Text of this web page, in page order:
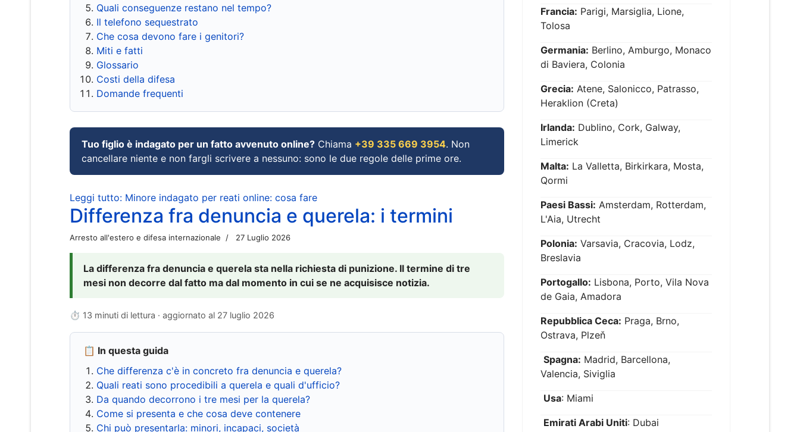
Quali conseguenze restano nel tempo?
Il telefono sequestrato
Che cosa devono fare i genitori?
Miti e fatti
Glossario
Costi della difesa
Domande frequenti
Tuo figlio è indagato per un fatto avvenuto online? Chiama +39 335 669 3954. Non
cancellare niente e non fargli scrivere a nessuno: sono le due regole delle prime ore.
Leggi tutto: Minore indagato per reati online: cosa fare
Differenza fra denuncia e querela: i termini
Arresto all'estero e difesa internazionale 27 Luglio 2026
La differenza fra denuncia e querela sta nella richiesta di punizione. Il termine di tre
mesi non decorre dal fatto ma dal momento in cui se ne acquisisce notizia.
⏱ 13 minuti di lettura · aggiornato al 27 luglio 2026
📋 In questa guida
Che differenza c'è in concreto fra denuncia e querela?
Quali reati sono procedibili a querela e quali d'ufficio?
Da quando decorrono i tre mesi per la querela?
Come si presenta e che cosa deve contenere
Chi può presentarla: minori, incapaci, società
Francia: Parigi, Marsiglia, Lione,
Tolosa
Germania: Berlino, Amburgo, Monaco
di Baviera, Colonia
Grecia: Atene, Salonicco, Patrasso,
Heraklion (Creta)
Irlanda: Dublino, Cork, Galway,
Limerick
Malta: La Valletta, Birkirkara, Mosta,
Qormi
Paesi Bassi: Amsterdam, Rotterdam,
L'Aia, Utrecht
Polonia: Varsavia, Cracovia, Lodz,
Breslavia
Portogallo: Lisbona, Porto, Vila Nova
de Gaia, Amadora
Repubblica Ceca: Praga, Brno,
Ostrava, Plzeň
Spagna: Madrid, Barcellona,
Valencia, Siviglia
Usa: Miami
Emirati Arabi Uniti: Dubai